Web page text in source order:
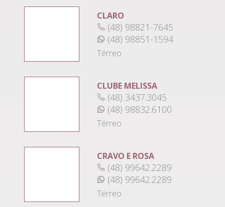
CLARO
(48) 98821-7645
(48) 98851-1594
Térreo
CLUBE MELISSA
(48) 3437.3045
(48) 98832.6100
Térreo
CRAVO E ROSA
(48) 99642.2289
(48) 99642.2289
Térreo